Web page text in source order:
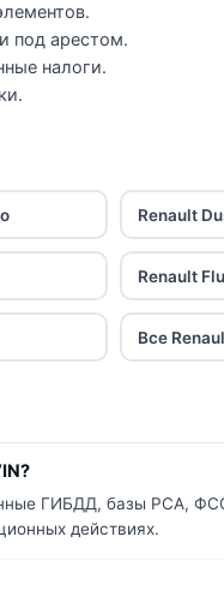
под арестом.
налоги.
Renault
Renault
Все
ГИБДД, базы РСА,
действиях.